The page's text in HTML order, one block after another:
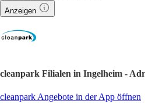
Anzeigen
cleanpark Filialen in Ingelheim -
cleanpark Angebote in der App öffnen